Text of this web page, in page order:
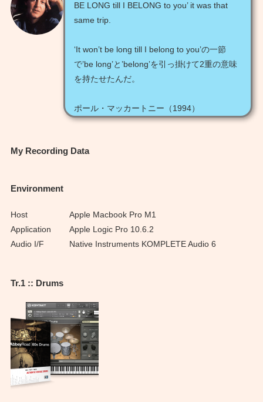
BE LONG till I BELONG to you’ it was that
same trip.
‘It won’t be long till I belong to you’の一節
で’be long’と’belong’を引っ掛けて2重の意味
を持たせたんだ。
ポール・マッカートニー（1994）
My Recording Data
Environment
Host
Apple Macbook Pro M1
Application
Apple Logic Pro 10.6.2
Audio I/F
Native Instruments KOMPLETE Audio 6
Tr.1 :: Drums